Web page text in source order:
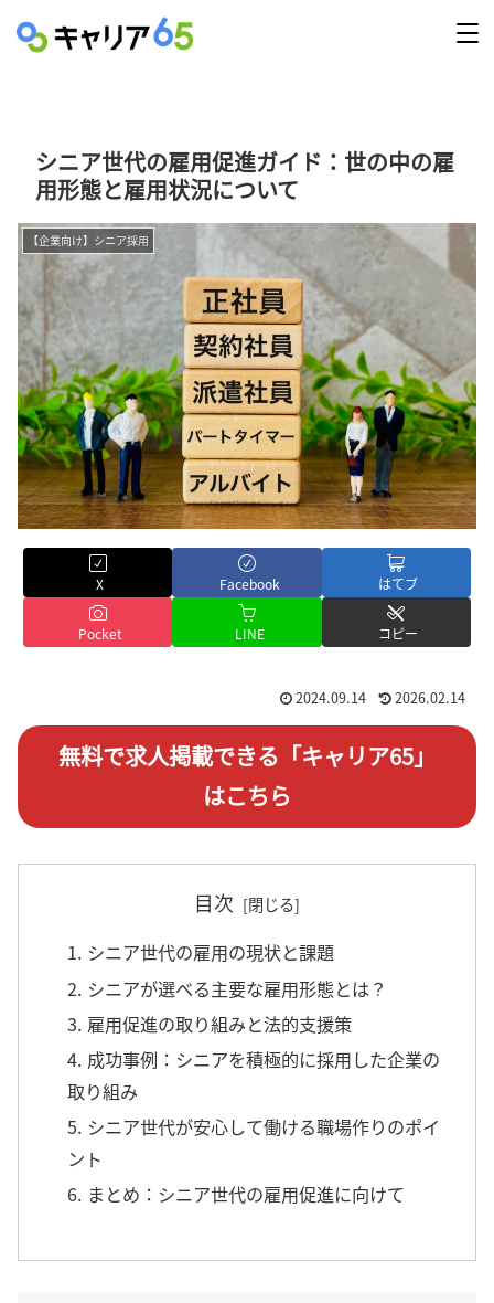
シニア世代の雇用促進ガイド：世の中の雇
用形態と雇用状況について
【企業向け】シニア採用
X Facebook はてブ
Pocket LINE コピー
2024.09.14 2026.02.14
無料で求人掲載できる「キャリア65」
はこちら
目次
1. シニア世代の雇用の現状と課題
2. シニアが選べる主要な雇用形態とは？
3. 雇用促進の取り組みと法的支援策
4. 成功事例：シニアを積極的に採用した企業の
取り組み
5. シニア世代が安心して働ける職場作りのポイ
ント
6. まとめ：シニア世代の雇用促進に向けて